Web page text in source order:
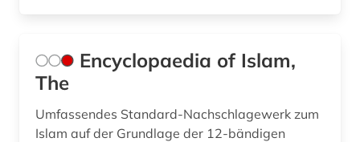
Encyclopaedia of Islam,
The
Umfassendes Standard-Nachschlagewerk zum
Islam auf der Grundlage der 12-bändigen